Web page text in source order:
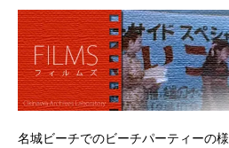
名城ビーチでのビーチパーティーの